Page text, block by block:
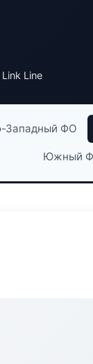
Line
Западный ФО
Южный